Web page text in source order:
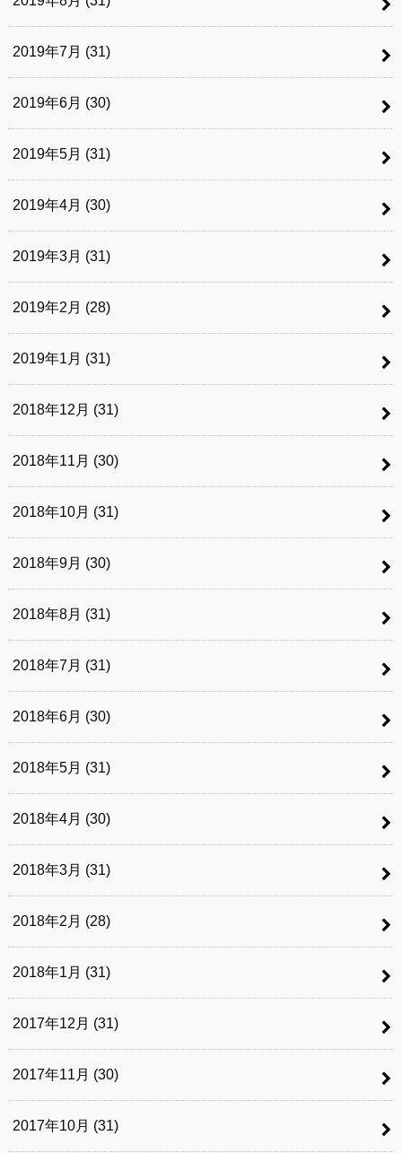
2019年7月 (31)
2019年6月 (30)
2019年5月 (31)
2019年4月 (30)
2019年3月 (31)
2019年2月 (28)
2019年1月 (31)
2018年12月 (31)
2018年11月 (30)
2018年10月 (31)
2018年9月 (30)
2018年8月 (31)
2018年7月 (31)
2018年6月 (30)
2018年5月 (31)
2018年4月 (30)
2018年3月 (31)
2018年2月 (28)
2018年1月 (31)
2017年12月 (31)
2017年11月 (30)
2017年10月 (31)